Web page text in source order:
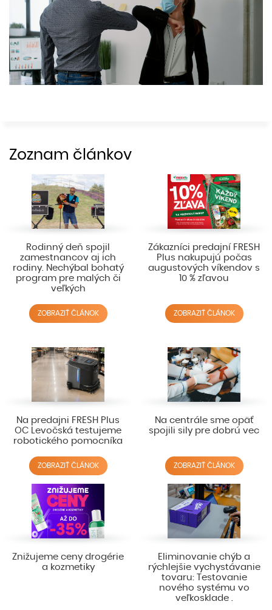
Zoznam článkov
Rodinný deň spojil
zamestnancov aj ich
rodiny. Nechýbal bohatý
program pre malých či
veľkých
ZOBRAZIŤ ČLÁNOK
Zákazníci predajní FRESH
Plus nakupujú počas
augustových víkendov s
10 % zľavou
ZOBRAZIŤ ČLÁNOK
Na predajni FRESH Plus
OC Levočská testujeme
robotického pomocníka
ZOBRAZIŤ ČLÁNOK
Na centrále sme opäť
spojili sily pre dobrú vec
ZOBRAZIŤ ČLÁNOK
Znižujeme ceny drogérie
a kozmetiky
Eliminovanie chýb a
rýchlejšie vychystávanie
tovaru: Testovanie
nového systému vo
veľkosklade .